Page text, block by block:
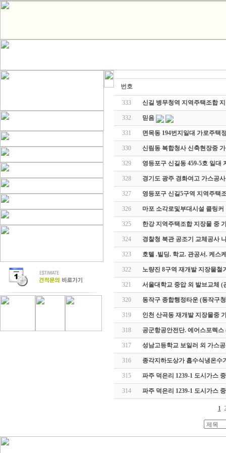
번호
333 신길 병무청역 지역주택조합
332 믿음
331 면목동 194번지일대 가로주택
330 신림동 복합청사 신축현장중
329 영등포구 신길동 459-5호 일대
328 경기도 광주 경화여고 가스공
327 영등포구 신길5구역 지역주택
326 마포 소각로및부대시설 클링
325 한강 지역주택조합 지장물 중
324 경찰청 북관 공조기 교체공사
323 호텔 .빌딩. 학교. 관공서. 케스
322 노량진 8구역 재개발 지장물철
321 서울대학교 중압 외 발브교체 (
320 동작구 종합행정타운 (동작구
319 인천 산곡동 재개발 지장물중
318 공군항공안전단. 에어스포렉
317 성남고등학교 보일러 외 가스
316 종각지하도상가 흡수식냉온수
315 파주 덕은리 1239-1 도시가스
314 파주 덕은리 1239-1 도시가스
1